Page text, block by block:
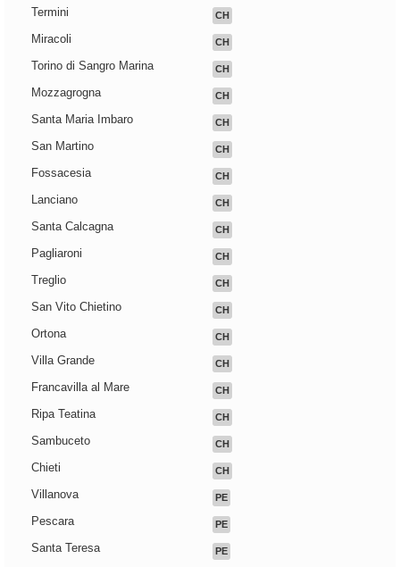
Termini CH
Miracoli CH
Torino di Sangro Marina CH
Mozzagrogna CH
Santa Maria Imbaro CH
San Martino CH
Fossacesia CH
Lanciano CH
Santa Calcagna CH
Pagliaroni CH
Treglio CH
San Vito Chietino CH
Ortona CH
Villa Grande CH
Francavilla al Mare CH
Ripa Teatina CH
Sambuceto CH
Chieti CH
Villanova PE
Pescara PE
Santa Teresa PE